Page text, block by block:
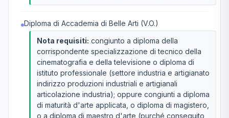
Diploma di Accademia di Belle Arti (V.O.)
Nota requisiti: congiunto a diploma della
corrispondente specializzazione di tecnico della
cinematografia e della televisione o diploma di
istituto professionale (settore industria e artigianato
indirizzo produzioni industriali e artigianali
articolazione industria); oppure congiunti a diploma
di maturità d'arte applicata, o diploma di magistero,
o a diploma di maestro d'arte (purché conseguito